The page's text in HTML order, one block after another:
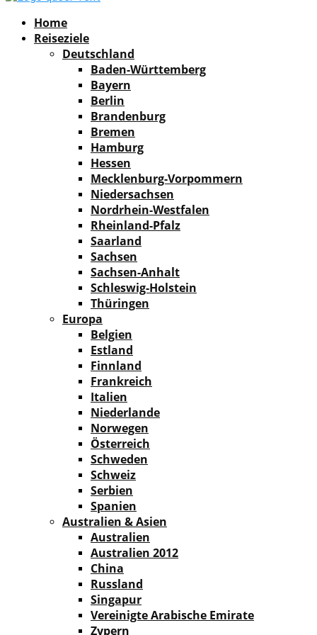
Home
Reiseziele
Deutschland
Baden-Württemberg
Bayern
Berlin
Brandenburg
Bremen
Hamburg
Hessen
Mecklenburg-Vorpommern
Niedersachsen
Nordrhein-Westfalen
Rheinland-Pfalz
Saarland
Sachsen
Sachsen-Anhalt
Schleswig-Holstein
Thüringen
Europa
Belgien
Estland
Finnland
Frankreich
Italien
Niederlande
Norwegen
Österreich
Schweden
Schweiz
Serbien
Spanien
Australien & Asien
Australien
Australien 2012
China
Russland
Singapur
Vereinigte Arabische Emirate
Zypern